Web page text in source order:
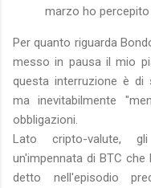
marzo ho percepito
Per quanto riguarda
messo in pausa il mio
questa interruzione è di
ma inevitabilmente
obbligazioni.
Lato cripto-valute,
un'impennata di BTC
detto nell'episodio